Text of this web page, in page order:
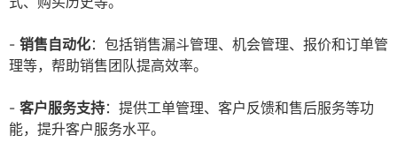
- 销售自动化：包括销售漏斗管理、机会管理、报价和订单管
理等，帮助销售团队提高效率。
- 客户服务支持：提供工单管理、客户反馈和售后服务等功
能，提升客户服务水平。